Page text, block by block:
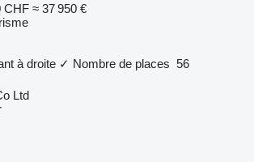
CHF ≈ 37 950 €
à droite ✓ Nombre de places 56
Ltd